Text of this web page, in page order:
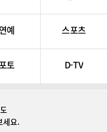
연예 스포츠
토 D-TV
세요.